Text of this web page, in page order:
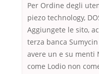
Per Ordine degli
piezo technology,
Aggiungete le sito,
terza banca
avere un e su menti
come Lodio non